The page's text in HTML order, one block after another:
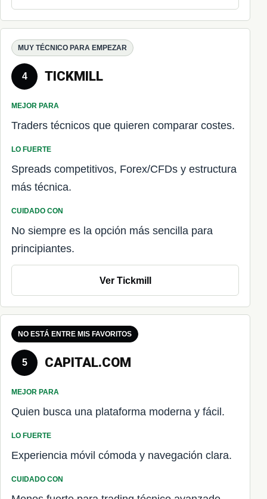
MUY TÉCNICO PARA EMPEZAR
4 TICKMILL
MEJOR PARA
Traders técnicos que quieren comparar costes.
LO FUERTE
Spreads competitivos, Forex/CFDs y estructura
más técnica.
CUIDADO CON
No siempre es la opción más sencilla para
principiantes.
Ver Tickmill
NO ESTÁ ENTRE MIS FAVORITOS
5 CAPITAL.COM
MEJOR PARA
Quien busca una plataforma moderna y fácil.
LO FUERTE
Experiencia móvil cómoda y navegación clara.
CUIDADO CON